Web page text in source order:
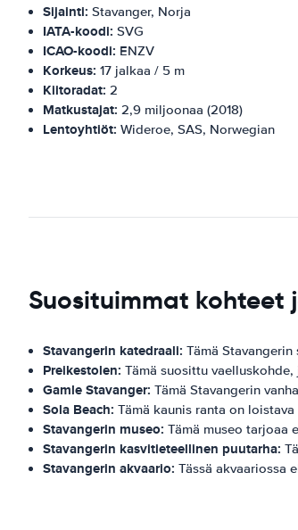
Sijainti: Stavanger, Norja
IATA-koodi: SVG
ICAO-koodi: ENZV
Korkeus: 17 jalkaa / 5 m
Kiitoradat: 2
Matkustajat: 2,9 miljoonaa (2018)
Lentoyhtiöt: Wideroe, SAS, Norwegian
Suosituimmat
Stavangerin katedraali: Tämä
Preikestolen: Tämä suosittu
Gamle Stavanger: Tämä Stavangerin
Sola Beach: Tämä kaunis ranta on
Stavangerin museo: Tämä museo tarjoaa
Stavangerin kasvitieteellinen puutarha:
Stavangerin akvaario: Tässä akvaariossa